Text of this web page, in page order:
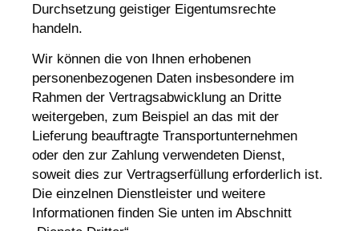
Durchsetzung geistiger Eigentumsrechte
handeln.
Wir können die von Ihnen erhobenen
personenbezogenen Daten insbesondere im
Rahmen der Vertragsabwicklung an Dritte
weitergeben, zum Beispiel an das mit der
Lieferung beauftragte Transportunternehmen
oder den zur Zahlung verwendeten Dienst,
soweit dies zur Vertragserfüllung erforderlich ist.
Die einzelnen Dienstleister und weitere
Informationen finden Sie unten im Abschnitt